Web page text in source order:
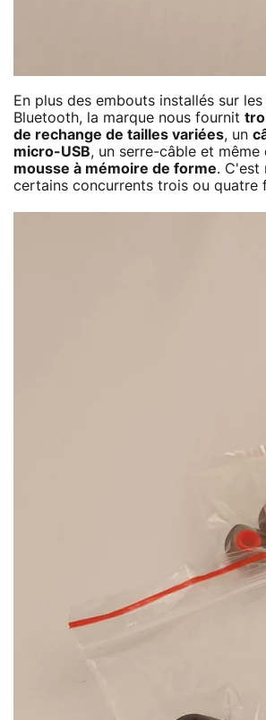
En plus des embouts installés sur
Bluetooth, la marque nous fournit
de rechange de tailles variées, un
micro-USB, un serre-câble et même
mousse à mémoire de forme. C'est
certains concurrents trois ou quatre